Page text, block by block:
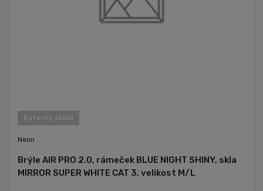
Externý sklad
Neon
Brýle AIR PRO 2.0, rámeček BLUE NIGHT SHINY, skla
MIRROR SUPER WHITE CAT 3, velikost M/L